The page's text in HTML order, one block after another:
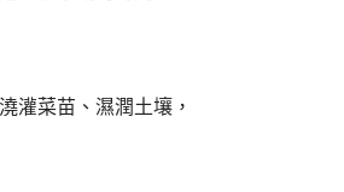
灌菜苗、濕潤土壤，